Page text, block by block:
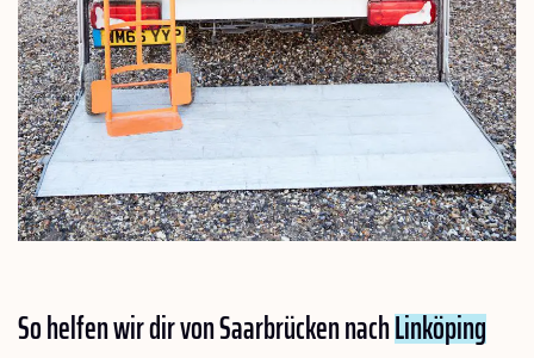
So helfen wir dir von Saarbrücken nachLinköping